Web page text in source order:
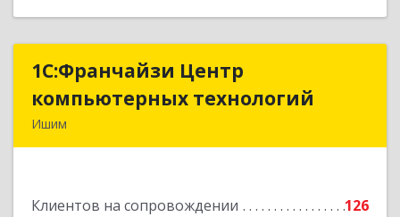
1С:Франчайзи Центр
компьютерных технологий
Ишим
Клиентов на сопровождении
126
1С:Франчайзи Центр
компьютерных технологий
Подробнее